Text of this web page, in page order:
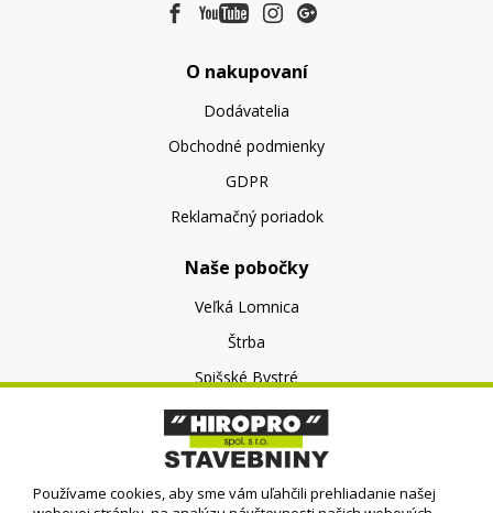
O nakupovaní
Dodávatelia
Obchodné podmienky
GDPR
Reklamačný poriadok
Naše pobočky
Veľká Lomnica
Štrba
Spišské Bystré
O nás
O spoločnosti
Kontakt
Používame cookies, aby sme vám uľahčili prehliadanie našej